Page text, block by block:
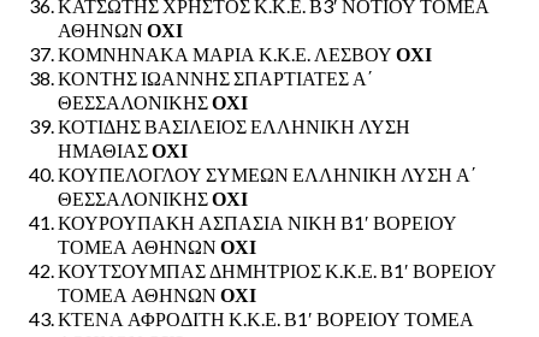
ΚΑΤΣΩΤΗΣ ΧΡΗΣΤΟΣ Κ.Κ.Ε. Β3′ ΝΟΤΙΟΥ ΤΟΜΕΑ
ΑΘΗΝΩΝ ΟΧΙ
ΚΟΜΝΗΝΑΚΑ ΜΑΡΙΑ Κ.Κ.Ε. ΛΕΣΒΟΥ ΟΧΙ
ΚΟΝΤΗΣ ΙΩΑΝΝΗΣ ΣΠΑΡΤΙΑΤΕΣ Α΄
ΘΕΣΣΑΛΟΝΙΚΗΣΟΧΙ
ΚΟΤΙΔΗΣ ΒΑΣΙΛΕΙΟΣ ΕΛΛΗΝΙΚΗ ΛΥΣΗ
ΗΜΑΘΙΑΣΟΧΙ
ΚΟΥΠΕΛΟΓΛΟΥ ΣΥΜΕΩΝ ΕΛΛΗΝΙΚΗ ΛΥΣΗ Α΄
ΘΕΣΣΑΛΟΝΙΚΗΣΟΧΙ
ΚΟΥΡΟΥΠΑΚΗ ΑΣΠΑΣΙΑ ΝΙΚΗ Β1′ ΒΟΡΕΙΟΥ
ΤΟΜΕΑ ΑΘΗΝΩΝ ΟΧΙ
ΚΟΥΤΣΟΥΜΠΑΣ ΔΗΜΗΤΡΙΟΣ Κ.Κ.Ε. Β1′ ΒΟΡΕΙΟΥ
ΤΟΜΕΑ ΑΘΗΝΩΝ ΟΧΙ
ΚΤΕΝΑ ΑΦΡΟΔΙΤΗ Κ.Κ.Ε. Β1′ ΒΟΡΕΙΟΥ ΤΟΜΕΑ